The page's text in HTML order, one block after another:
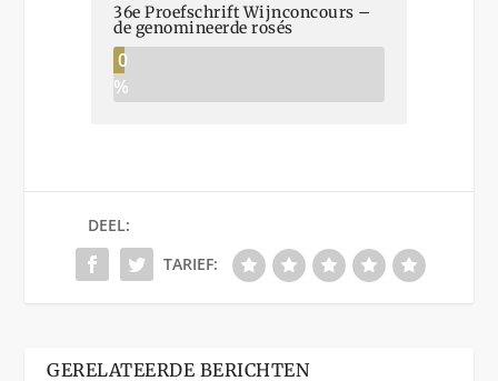
36e Proefschrift Wijnconcours –
de genomineerde rosés
0
%
DEEL:
TARIEF:
GERELATEERDE BERICHTEN